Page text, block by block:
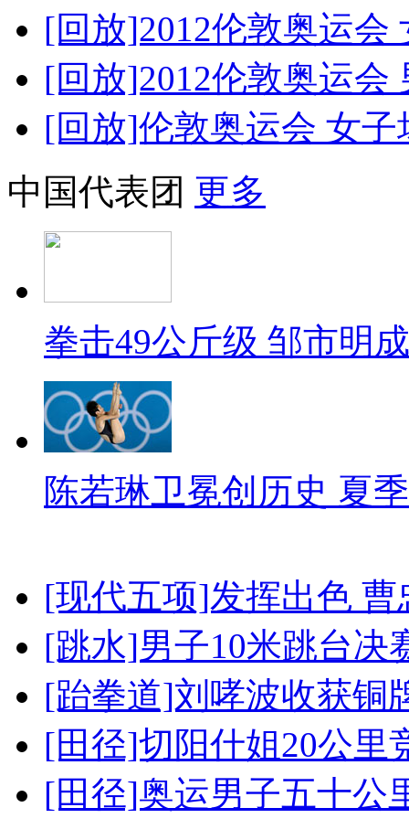
[回放]2012伦敦奥运会
[回放]2012伦敦奥运会
[回放]伦敦奥运会 女
中国代表团 更多
拳击49公斤级 邹市明
陈若琳卫冕创历史 夏
[现代五项]发挥出色
[跳水]男子10米跳台决
[跆拳道]刘哮波收获铜
[田径]切阳什姐20公里
[田径]奥运男子五十公